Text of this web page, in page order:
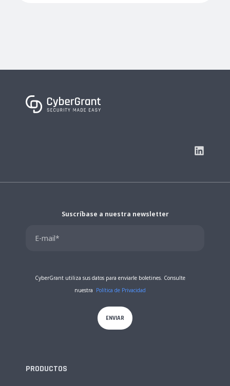
Suscríbase a nuestra newsletter
CyberGrant utiliza sus datos para enviarle boletines. Consulte
nuestra Política de Privacidad
PRODUCTOS